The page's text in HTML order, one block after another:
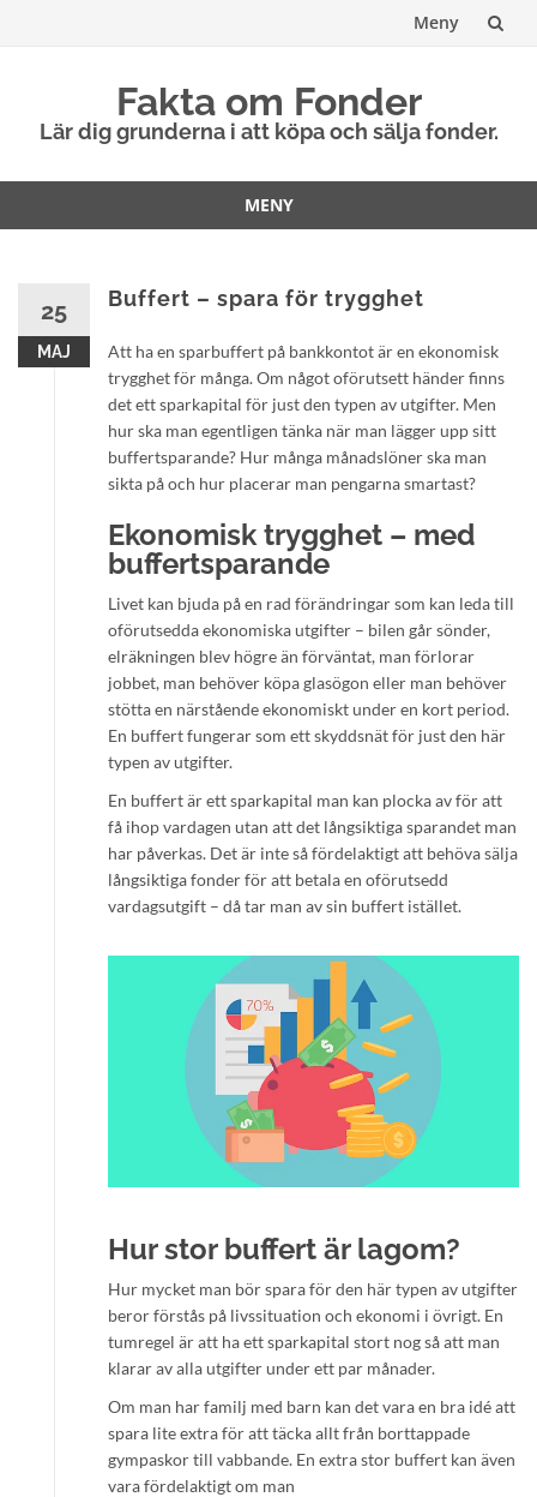
Meny
Fakta om Fonder
Lär dig grunderna i att köpa och sälja fonder.
MENY
25
MAJ
Buffert – spara för trygghet
Att ha en sparbuffert på bankkontot är en ekonomisk
trygghet för många. Om något oförutsett händer finns
det ett sparkapital för just den typen av utgifter. Men
hur ska man egentligen tänka när man lägger upp sitt
buffertsparande? Hur många månadslöner ska man
sikta på och hur placerar man pengarna smartast?
Ekonomisk trygghet – med
buffertsparande
Livet kan bjuda på en rad förändringar som kan leda till
oförutsedda ekonomiska utgifter – bilen går sönder,
elräkningen blev högre än förväntat, man förlorar
jobbet, man behöver köpa glasögon eller man behöver
stötta en närstående ekonomiskt under en kort period.
En buffert fungerar som ett skyddsnät för just den här
typen av utgifter.
En buffert är ett sparkapital man kan plocka av för att
få ihop vardagen utan att det långsiktiga sparandet man
har påverkas. Det är inte så fördelaktigt att behöva sälja
långsiktiga fonder för att betala en oförutsedd
vardagsutgift – då tar man av sin buffert istället.
Hur stor buffert är lagom?
Hur mycket man bör spara för den här typen av utgifter
beror förstås på livssituation och ekonomi i övrigt. En
tumregel är att ha ett sparkapital stort nog så att man
klarar av alla utgifter under ett par månader.
Om man har familj med barn kan det vara en bra idé att
spara lite extra för att täcka allt från borttappade
gympaskor till vabbande. En extra stor buffert kan även
vara fördelaktigt om man